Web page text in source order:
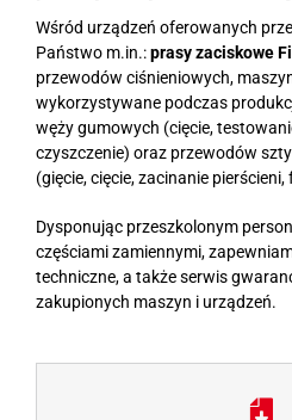
Wśród urządzeń oferowanych
Państwo m.in.:prasy zaciskowe
przewodów ciśnieniowych,
wykorzystywane podczas
węży gumowych (cięcie,
czyszczenie) oraz przewodów
(gięcie, cięcie, zacinanie
Dysponując przeszkolonym
częściami zamiennymi,
techniczne, a także serwis
zakupionych maszyn i urządzeń.